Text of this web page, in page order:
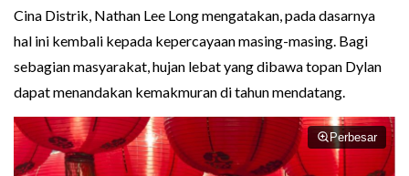
Cina Distrik, Nathan Lee Long mengatakan, pada dasarnya
hal ini kembali kepada kepercayaan masing-masing. Bagi
sebagian masyarakat, hujan lebat yang dibawa topan Dylan
dapat menandakan kemakmuran di tahun mendatang.
Perbesar